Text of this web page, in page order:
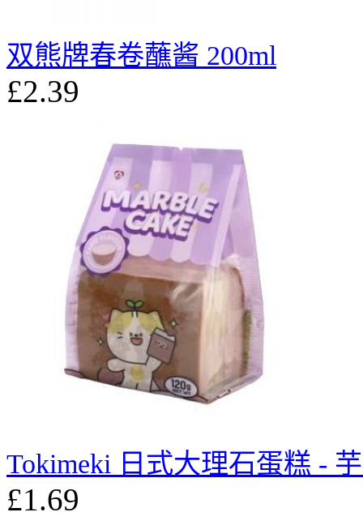
双熊牌春卷蘸酱 200ml
£2.39
Tokimeki 日式大理石蛋糕 -
£1.69